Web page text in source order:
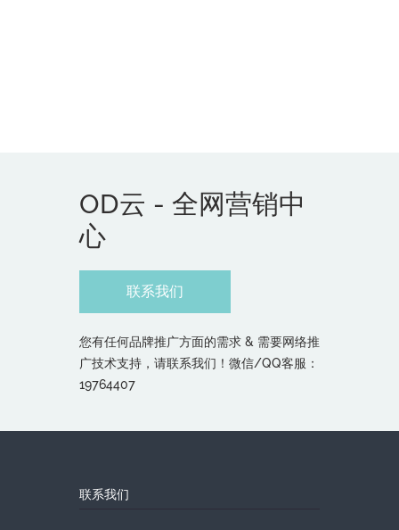
OD云 - 全网营销中
心
联系我们
您有任何品牌推广方面的需求 & 需要网络推
广技术支持，请联系我们！微信/QQ客服：
19764407
联系我们